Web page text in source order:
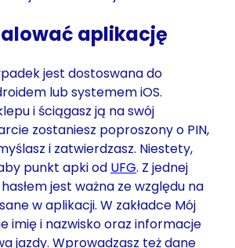
aplikację
jest dostoswana do
lub systemem iOS.
i ściągasz ją na swój
zostaniesz poproszony o PIN,
i zatwierdzasz. Niestety,
punkt apki od UFG. Z jednej
jest ważna ze względu na
w aplikacji. W zakładce Mój
imię i nazwisko oraz informacje
jazdy. Wprowadzasz też dane